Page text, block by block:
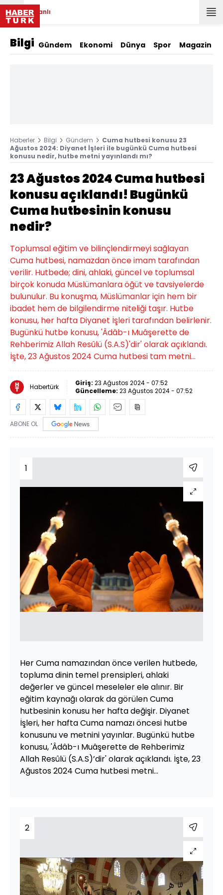
Canlı
Bilgi Gündem Ekonomi Dünya Spor Magazin
Haberler Bilgi Gündem
Cuma hutbesi konusu 23
Ağustos 2024: Diyanet İşleri ile bugünkü Cuma hutbesi
konusu nedir, hutbe metni yayınlandı mı?
23 Ağustos 2024 Cuma hutbesi
konusu açıklandı! Bugünkü
Cuma hutbesinin konusu
nedir?
Toplumsal eğitim ve bilinçlendirmeyi sağlayan
Cuma hutbesi, namazdan önce imam tarafından
verilir. Hutbede; dini, ahlaki, güncel ve toplumsal
birçok konuda Müslümanlara öğüt ve tavsiyelerde
bulunulur. Bu konuşma, Müslümanlar için hem bir
ibadet hem de bilgilendirme niteliği taşır. Hutbe
konusu, her hafta Diyanet İşleri tarafından belirlenir.
Bugünkü hutbe konusu, 'Âdâb-ı Muâşerette de
Rehberimiz Allah Resûlü (S.A.S)'dir' olarak açıklandı.
İşte, 23 Ağustos 2024 Cuma hutbesi tam metni...
Habertürk Giriş: 23 Ağustos 2024 - 07:52
Güncelleme: 23 Ağustos 2024 - 07:52
ABONE OL
1
Her Cuma namazından önce verilen hutbede,
topluma dinin temel prensipleri, ahlaki
değerler ve güncel meseleler ele alınır. Bir
eğitim kaynağı olarak da görülen Cuma
hutbesinin konusu her hafta değişir. Diyanet
İşleri, her hafta Cuma namazı öncesi hutbe
konusunu ve metnini yayınlar. Bugünkü hutbe
konusu, 'Âdâb-ı Muâşerette de Rehberimiz
Allah Resûlü (S.A.S)’dir' olarak açıklandı. İşte, 23
Ağustos 2024 Cuma hutbesi metni...
2